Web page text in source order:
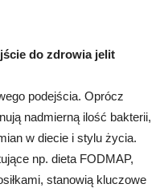
do zdrowia jelit
podejścia. Oprócz
nadmierną ilość bakterii,
w diecie i stylu życia.
np. dieta FODMAP,
stanowią kluczowe